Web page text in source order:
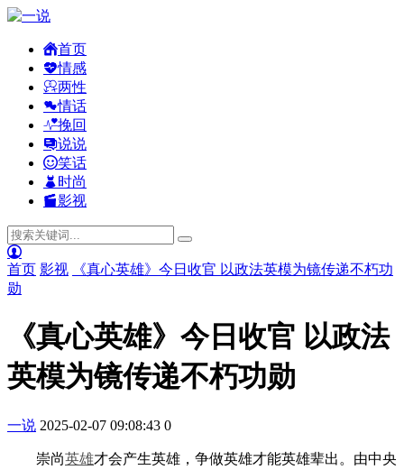
首页
情感
两性
情话
挽回
说说
笑话
时尚
影视
首页 影视
《真心英雄》今日收官 以政法英模为镜传递不朽功
勋
《真心英雄》今日收官 以政法
英模为镜传递不朽功勋
一说 2025-02-07 09:08:43 0
崇尚英雄才会产生英雄，争做英雄才能英雄辈出。由中央